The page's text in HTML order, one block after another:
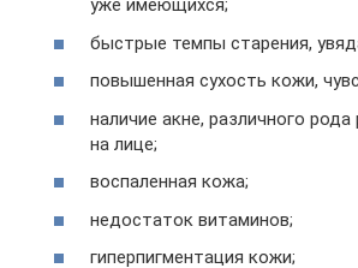
уже имеющихся;
быстрые темпы старения,
повышенная сухость кожи,
наличие акне, различного
на лице;
воспаленная кожа;
недостаток витаминов;
гиперпигментация кожи;